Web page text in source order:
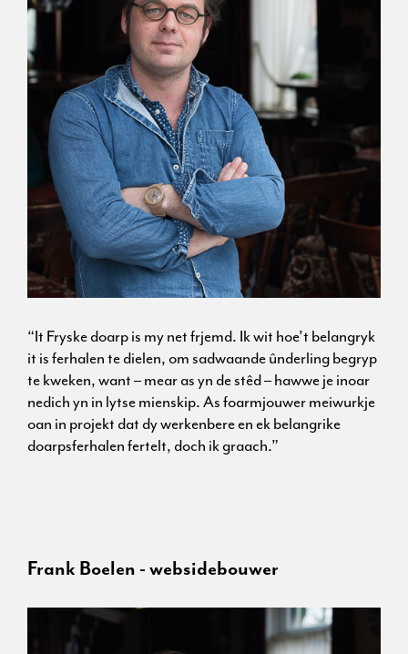
“It Fryske doarp is my net frjemd. Ik wit hoe’t belangryk
it is ferhalen te dielen, om sadwaande ûnderling begryp
te kweken, want – mear as yn de stêd – hawwe je inoar
nedich yn in lytse mienskip. As foarmjouwer meiwurkje
oan in projekt dat dy werkenbere en ek belangrike
doarpsferhalen fertelt, doch ik graach.”
Frank Boelen - websidebouwer